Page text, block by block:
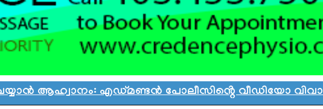
എഡ്മണ്ടൻ പോലീസിൻ്റെ വീഡിയോ വിവാദത്തിൽ